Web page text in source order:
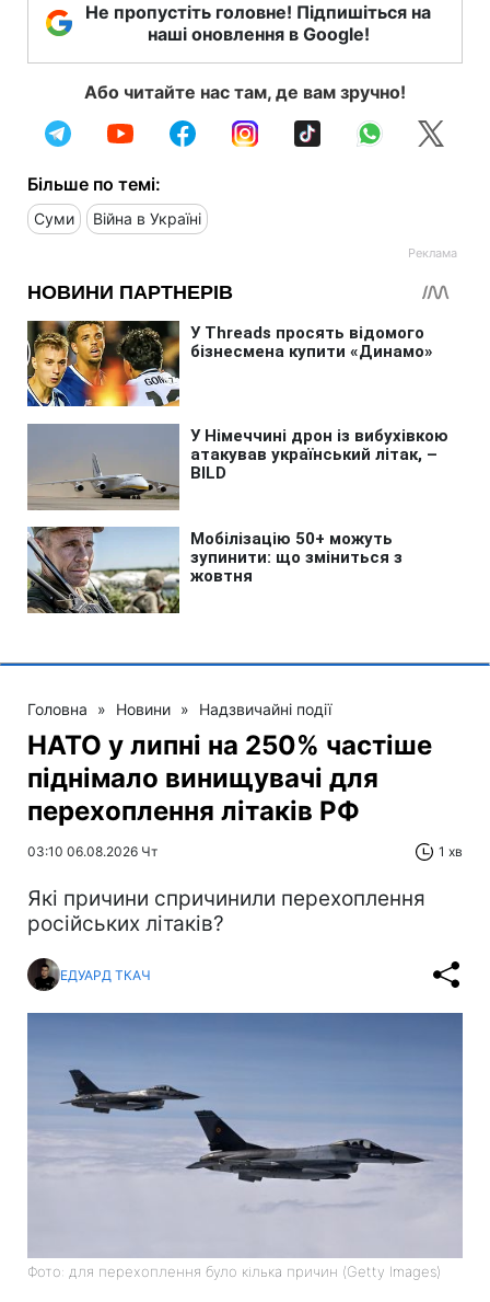
Не пропустіть головне! Підпишіться на
наші оновлення в Google!
Або читайте нас там, де вам зручно!
Більше по темі:
Суми Війна в Україні
Головна » Новини » Надзвичайні події
НАТО у липні на 250% частіше
піднімало винищувачі для
перехоплення літаків РФ
03:10 06.08.2026 Чт 1 хв
Які причини спричинили перехоплення
російських літаків?
ЕДУАРД ТКАЧ
Фото: для перехоплення було кілька причин (Getty Images)